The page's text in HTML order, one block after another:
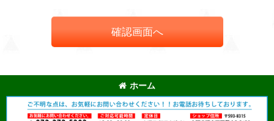
確認画面へ
ホーム